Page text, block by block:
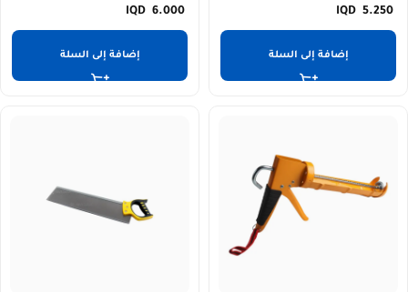
5.250
إضافة إلى السلة
6.000
إضافة إلى السلة